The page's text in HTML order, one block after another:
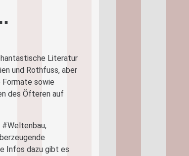
Literatur
und Rothfuss, aber
sowie
des Öfteren auf
Infos dazu gibt es